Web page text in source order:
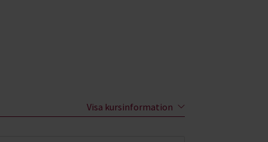
Visa kursinformation